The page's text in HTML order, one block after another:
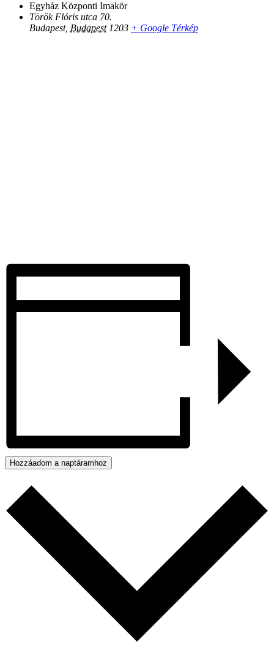
Egyház Központi Imakör
Török Flóris utca 70.
Budapest, Budapest 1203 + Google Térkép
Hozzáadom a naptáramhoz